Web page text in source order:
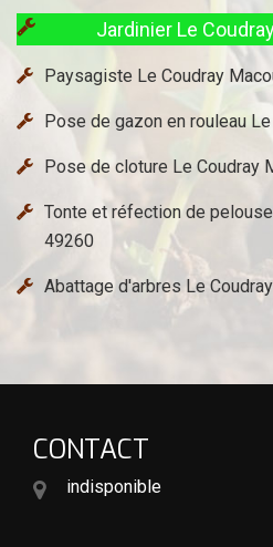
Jardinier Le
Paysagiste Le Coudray
Pose de gazon en rouleau
Pose de cloture Le Coudray
Tonte et réfection de
49260
Abattage d'arbres Le
CONTACT
indisponible